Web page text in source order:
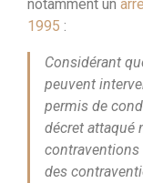
notamment un
1995 :
Considérant
peuvent
permis de
décret attaqué
des